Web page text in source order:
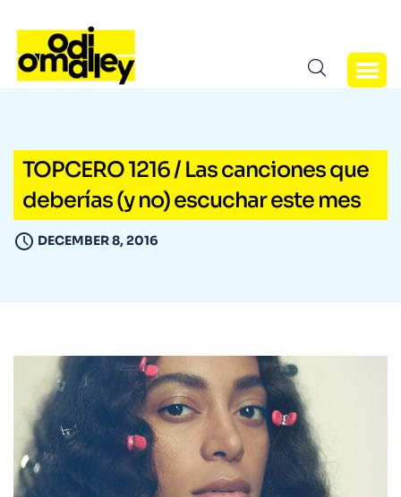
TOPCERO 1216 / Las canciones que
deberías (y no) escuchar este mes
DECEMBER 8, 2016